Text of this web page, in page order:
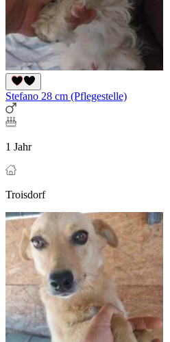
Stefano 28 cm (Pflegestelle)
1 Jahr
Troisdorf